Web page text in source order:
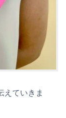
えていきま